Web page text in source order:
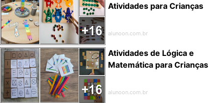
Atividades para Crianças
alunoon.com.br
Atividades de Lógica e
Matemática para Crianças
alunoon.com.br